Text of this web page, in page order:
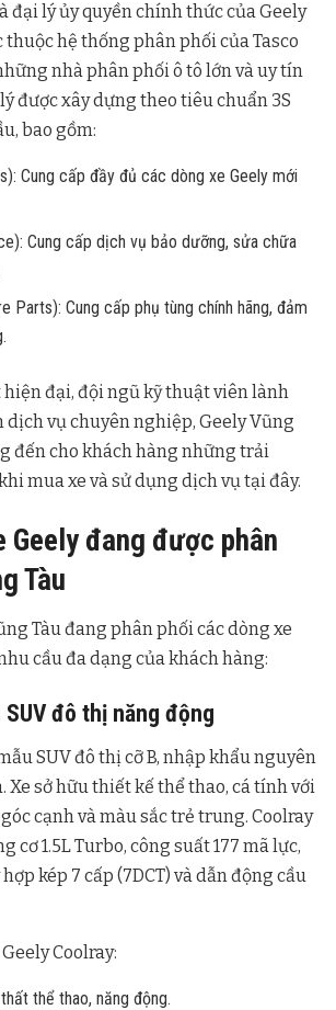
đại lý ủy quyền chính thức của Geely
hệ thống phân phối của Tasco
nhà phân phối ô tô lớn và uy tín
được xây dựng theo tiêu chuẩn 3S
bao gồm:
Cung cấp đầy đủ các dòng xe Geely mới
Cung cấp dịch vụ bảo dưỡng, sửa chữa
Parts): Cung cấp phụ tùng chính hãng, đảm
hiện đại, đội ngũ kỹ thuật viên lành
dịch vụ chuyên nghiệp, Geely Vũng
đến cho khách hàng những trải
mua xe và sử dụng dịch vụ tại đây.
Geely đang được phân
Tàu
Tàu đang phân phối các dòng xe
cầu đa dạng của khách hàng:
đô thị năng động
SUV đô thị cỡ B, nhập khẩu nguyên
Xe sở hữu thiết kế thể thao, cá tính với
cạnh và màu sắc trẻ trung. Coolray
cơ 1.5L Turbo, công suất 177 mã lực,
kép 7 cấp (7DCT) và dẫn động cầu
Coolray:
thể thao, năng động.